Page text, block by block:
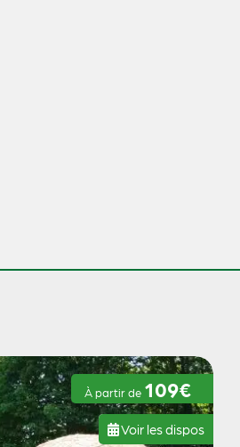
À partir de 109€
Voir les dispos